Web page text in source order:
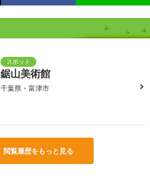
鋸山美術館
千葉県・富津市
閲覧履歴をもっと見る